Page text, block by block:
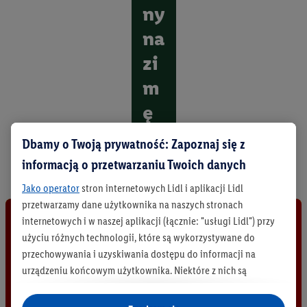
ny
na
zi
m
ę
O
d
k
y
j
w
s
z
s
Dbamy o Twoją prywatność: Zapoznaj się z
informacją o przetwarzaniu Twoich danych
Jako operatorstron internetowych Lidl i aplikacji Lidl
przetwarzamy dane użytkownika na naszych stronach
internetowych i w naszej aplikacji (łącznie: "usługi Lidl") przy
użyciu różnych technologii, które są wykorzystywane do
przechowywania i uzyskiwania dostępu do informacji na
urządzeniu końcowym użytkownika. Niektóre z nich są
są za zgodą użytkownika - również przez partnerów (